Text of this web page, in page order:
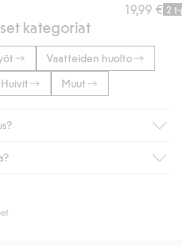
19,99 € 2 t-
kategoriat
Vaatteiden huolto
Huivit Muut
aina ilmaisen toimituksen
automaattisesti, kun
maksuvaihtoehtoja.